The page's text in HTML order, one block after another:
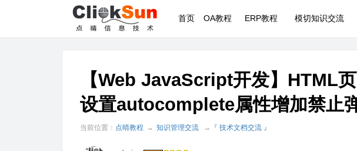
首页 OA教程 ERP教程 模切知识交流
【Web JavaScript开发】HTML
设置autocomplete属性增加禁止
当前位置： 点晴教程 → 知识管理交流 → 『 技术文档交流 』